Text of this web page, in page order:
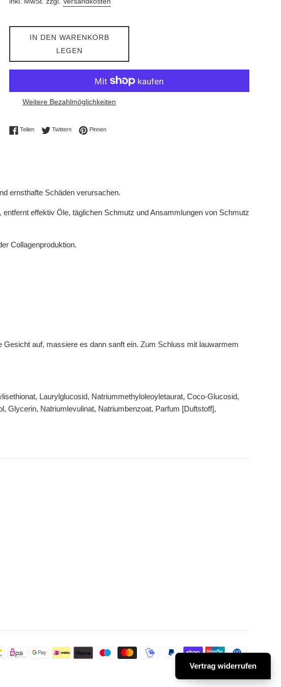
IN DEN WARENKORB
LEGEN
Weitere Bezahlmöglichkeiten
TeilenAuf Facebook teilen
TwitternAuf Twitter twittern
PinnenAuf Pinterest pinnen
ernsthafte Schäden verursachen.
effektiv Öle, täglichen Schmutz und Ansammlungen von Schmutz
Collagenproduktion.
auf, massiere es dann sanft ein. Zum Schluss mit lauwarmem
Laurylglucosid, Natriummethyloleoyletaurat, Coco-Glucosid,
Glycerin, Natriumlevulinat, Natriumbenzoat, Parfum [Duftstoff],
Vertrag widerrufen